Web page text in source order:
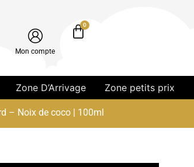
Mon compte
0
Zone D’Arrivage Zone petits prix
– Noix de coco | 100ml